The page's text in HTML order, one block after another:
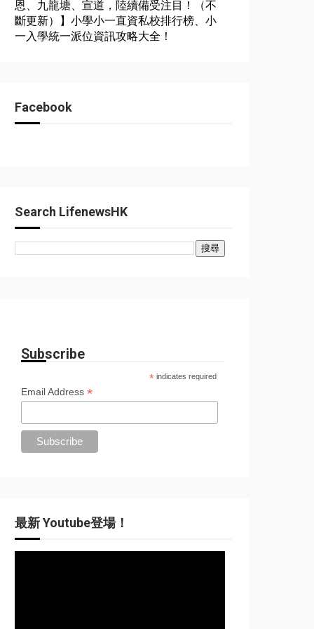
恩、九龍塘、宣道，陸續備受注目！（不
斷更新）】小學小一直資私校排行榜、小
一入學統一派位資訊攻略大全！
Facebook
Search LifenewsHK
Subscribe
* indicates required
Email Address *
最新 Youtube登場！